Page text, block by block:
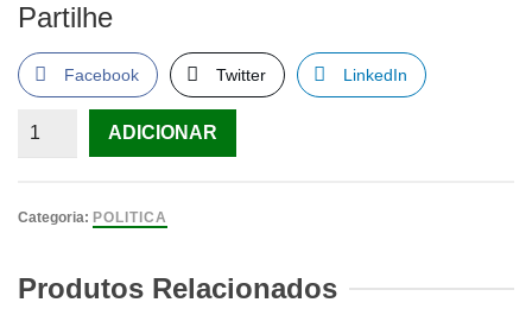
Partilhe
Facebook Twitter LinkedIn
Quantidade
Faces
Kennedy
ADICIONAR
Categoria: POLITICA
Produtos Relacionados